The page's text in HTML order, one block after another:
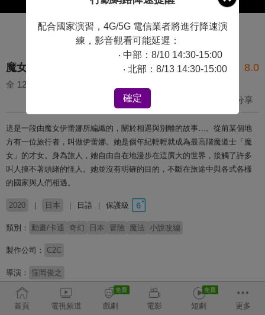
魔女之旅 8.0
全 12 集
分享
這是一段由魔女伊蕾娜所編織的，關於相遇與別離的故事…。從前某個地
方有一位旅行者，叫做伊蕾娜。她是個年紀輕輕就成為最高階魔道士「魔
女」的才女。身為旅人，她自由自在地漫步在這廣大的世界，接觸了許多
叫人摸不著頭緒的怪人。她並沒有明確的目的，不斷在旅途中與各式各樣
的國家與人們相遇。
2020 日本 日語 保護級
類別： 動畫/卡通 奇幻 日本 冒險 魔法 小說改編
製作公司： C2C
導演： 窪岡俊之
配音： 花澤香菜 黑澤朋世 日笠陽子
首頁 電視頻道 戲劇 電影 短劇 更多
配合國家演習，4G/5G 電信業者將進行降速演
練，影音觀看可能延遲：
‧ 中部：8/10 14:30-15:00
‧ 北部：8/13 14:30-15:00
確定